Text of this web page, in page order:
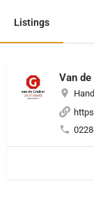
Listings
Van